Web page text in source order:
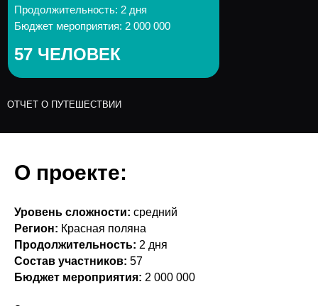
Продолжительность: 2 дня
Бюджет мероприятия: 2 000 000
57 ЧЕЛОВЕК
ОТЧЕТ О ПУТЕШЕСТВИИ
О проекте:
Уровень сложности: средний
Регион: Красная поляна
Продолжительность: 2 дня
Состав участников: 57
Бюджет мероприятия: 2 000 000